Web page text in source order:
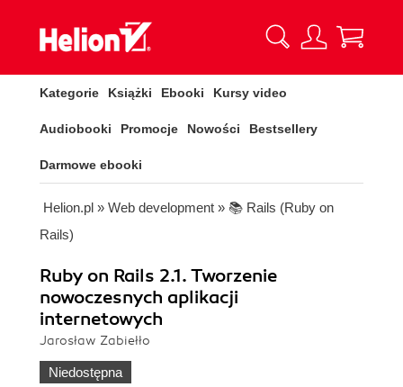
Kategorie Książki Ebooki Kursy video
Audiobooki Promocje Nowości Bestsellery
Darmowe ebooki
Helion.pl » Web development » 📚 Rails (Ruby on
Rails)
Ruby on Rails 2.1. Tworzenie
nowoczesnych aplikacji
internetowych
Jarosław Zabiełło
Niedostępna